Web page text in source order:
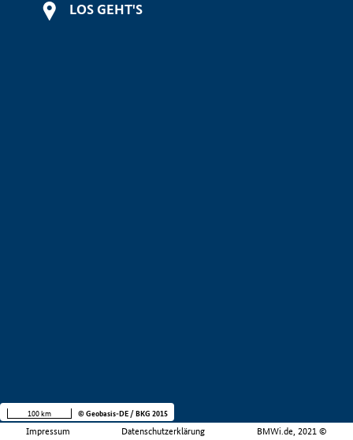
LOS GEHT'S
Impressum Datenschutzerklärung BMWi.de, 2021 ©
100 km © Geobasis-DE / BKG 2015